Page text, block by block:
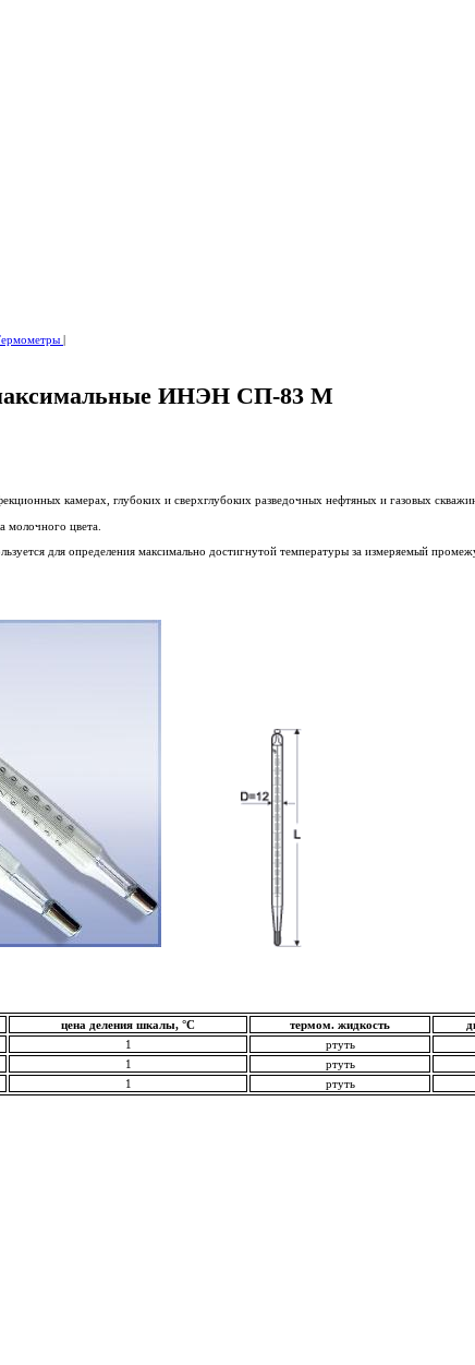
|
ИНЭН СП-83 М
камерах, глубоких и сверхглубоких разведочных нефтяных и газовых
молочного цвета.
для определения максимально достигнутой температуры за измеряемый
цена деления шкалы, °С термом. жидкость
1 ртуть
1 ртуть
1 ртуть